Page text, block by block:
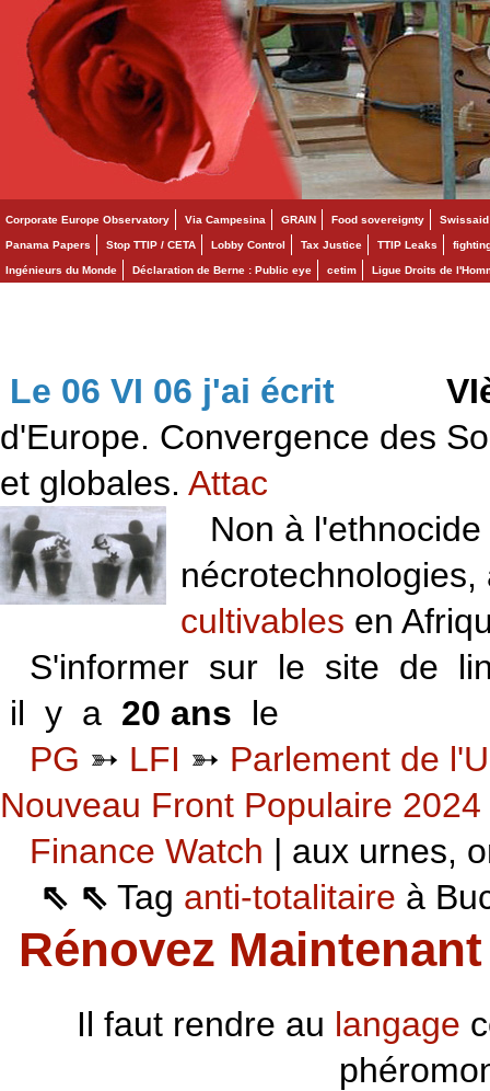
Corporate Europe Observatory Via Campesina GRAIN Food sovereignty Swissaid
Panama Papers Stop TTIP / CETA Lobby Control Tax Justice TTIP Leaks
Ingénieurs du Monde Déclaration de Berne : Public eye cetim Ligue Droits de
Le 06 VI 06 j'ai écrit
d'Europe. Convergence des
et globales. Attac
Non à l'ethnocide
cultivables en
S'informer sur le site de
il y a 20 ans le
PG ➳ LFI ➳ Parlement de
Nouveau Front Populaire 2024
Finance Watch | aux urnes,
⇖ ⇖ Tag anti-totalitaire à
Rénovez
Il faut rendre au langage